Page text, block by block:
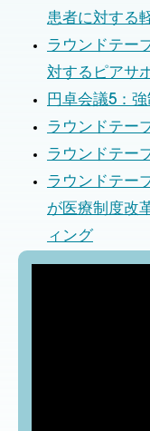
患者に対する
ラウンドテー
対するピアサ
円卓会議5：
ラウンドテー
ラウンドテー
ラウンドテー
が医療制度改
ィング